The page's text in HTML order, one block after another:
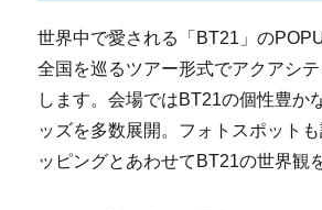
世界中で愛される「BT21」の
全国を巡るツアー形式でアクアシ
します。会場ではBT21の個性豊か
ッズを多数展開。フォトスポット
ッピングとあわせてBT21の世界観